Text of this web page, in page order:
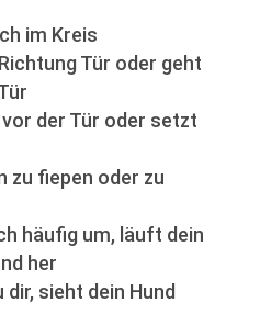
im Kreis
Tür oder geht
der Tür oder setzt
zu fiepen oder zu
häufig um, läuft dein
her
sieht dein Hund